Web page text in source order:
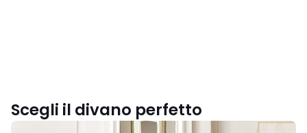
Scegli il divano perfetto